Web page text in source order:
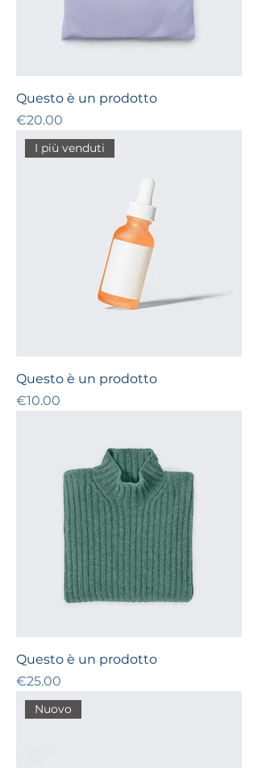
Questo è un prodotto
Price
€20.00
I più venduti
Questo è un prodotto
Price
€10.00
Questo è un prodotto
Price
€25.00
Nuovo